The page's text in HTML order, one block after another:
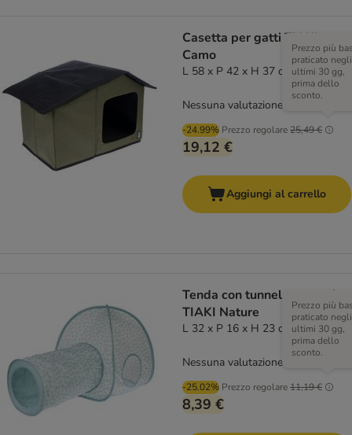
Casetta per gatti TIAKI
Camo
L 58 x P 42 x H 37 cm
-24.99% Prezzo regolare25,49 €
Prezzo più
praticato negli
ultimi 30 gg,
prima dello
sconto.
19,12 €
Nessuna valutazione
Aggiungi al carrello
Tenda con tunnel per gatti
TIAKI Nature
L 32 x P 16 x H 23 cm
-25.02% Prezzo regolare11,19 €
Prezzo più
praticato negli
ultimi 30 gg,
prima dello
sconto.
8,39 €
Nessuna valutazione